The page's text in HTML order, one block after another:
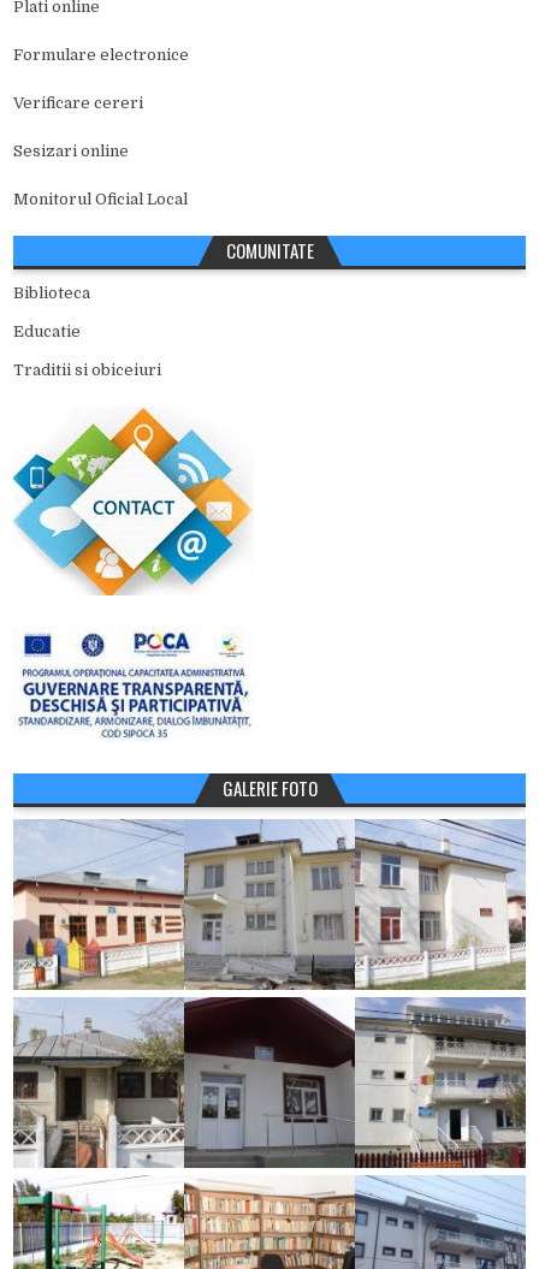
Plati online
Formulare electronice
Verificare cereri
Sesizari online
Monitorul Oficial Local
COMUNITATE
Biblioteca
Educatie
Traditii si obiceiuri
GALERIE FOTO